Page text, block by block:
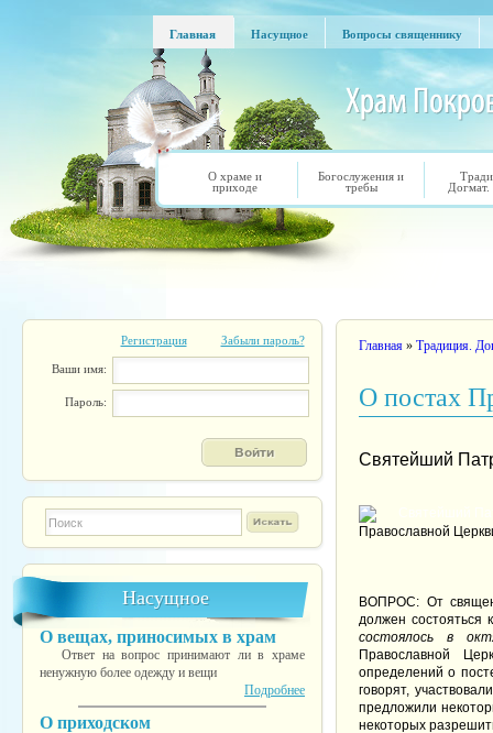
Главная
Главная
Насущное Вопросы священнику
Вопросы священнику
О храме и
приходе
Богослужения и
требы
Регистрация Забыли пароль?
Ваши имя:
Пароль:
Форма поиска
TESTINS
Насущное
О вещах, приносимых в храм
Ответ на вопрос принимают ли в храме
ненужную более одежду и вещи
Подробнее
О приходском
Вы здесь
Главная » Традиция.
О постах
Святейший
Православной
ВОПРОС: От
должен состояться
состоялось в
Православной
определений о
говорят,
предложили
некоторых